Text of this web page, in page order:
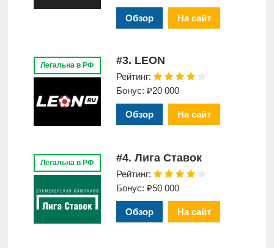
Обзор На сайт
Легальна в РФ #3. LEON
Рейтинг:
Бонус: ₽20 000
Обзор На сайт
Легальна в РФ #4. Лига Ставок
Рейтинг:
Бонус: ₽50 000
Обзор На сайт